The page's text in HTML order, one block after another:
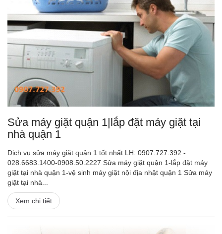
Sửa máy giặt quận 1|lắp đặt máy giặt tại
nhà quận 1
Dịch vụ sửa máy giặt quận 1 tốt nhất LH: 0907.727.392 -
028.6683.1400-0908.50.2227 Sửa máy giặt quận 1-lắp đặt máy
giặt tại nhà quận 1-vệ sinh máy giặt nội địa nhật quận 1 Sửa máy
giặt tại nhà...
Xem chi tiết